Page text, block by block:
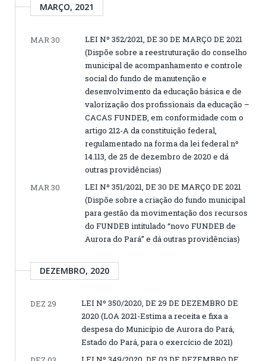
MARÇO, 2021
MAR 30
LEI Nº 352/2021, DE 30 DE MARÇO DE 2021
(Dispõe sobre a reestruturação do conselho
municipal de acompanhamento e controle
social do fundo de manutenção e
desenvolvimento da educação básica e de
valorização dos profissionais da educação –
CACAS FUNDEB, em conformidade com o
artigo 212-A da constituição federal,
regulamentado na forma da lei federal nº
14.113, de 25 de dezembro de 2020 e dá
outras providências)
MAR 30
LEI Nº 351/2021, DE 30 DE MARÇO DE 2021
(Dispõe sobre a criação do fundo municipal
para gestão da movimentação dos recursos
do FUNDEB intitulado “novo FUNDEB de
Aurora do Pará” e dá outras providências)
DEZEMBRO, 2020
DEZ 29
LEI Nº 350/2020, DE 29 DE DEZEMBRO DE
2020 (LOA 2021-Estima a receita e fixa a
despesa do Município de Aurora do Pará,
Estado do Pará, para o exercício de 2021)